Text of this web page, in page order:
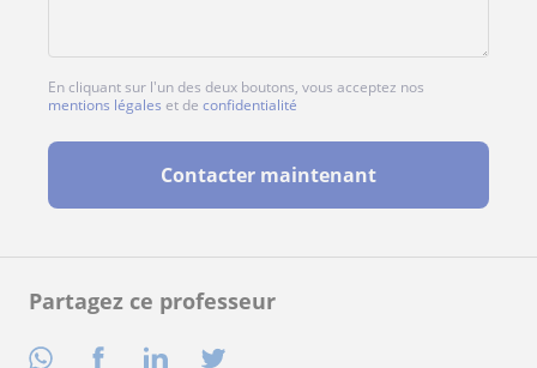
Partagez ce professeur
En cliquant sur l'un des deux boutons, vous acceptez nos
mentions légales et de confidentialité
Contacter maintenant